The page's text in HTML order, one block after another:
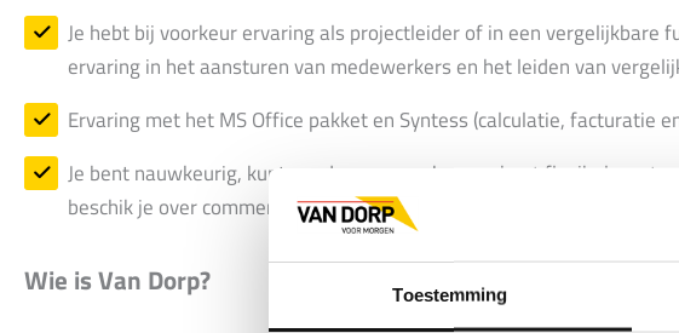
Toestemming
Je hebt bij voorkeur ervaring als projectleider of in een vergelijkbare
ervaring in het aansturen van medewerkers en het leiden van
Ervaring met het MS Office pakket en Syntess (calculatie, facturatie
Je bent nauwkeurig, kunt goed samenwerken, en bent flexibel en
beschik je over commercieel inzicht en een proactieve houding.
Wie is Van Dorp?